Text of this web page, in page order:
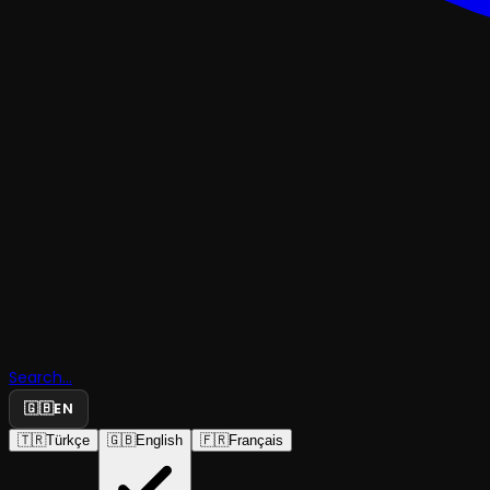
Search...
🇬🇧EN
🇹🇷Türkçe 🇬🇧English 🇫🇷Français
Küçük